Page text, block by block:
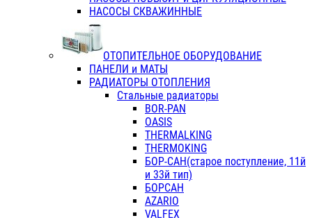
НАСОСЫ СКВАЖИННЫЕ
ОТОПИТЕЛЬНОЕ ОБОРУДОВАНИЕ
ПАНЕЛИ и МАТЫ
РАДИАТОРЫ ОТОПЛЕНИЯ
Стальные радиаторы
BOR-PAN
OASIS
THERMALKING
THERMOKING
БОР-САН(старое поступление, 11й
и 33й тип)
БОРСАН
AZARIO
VALFEX